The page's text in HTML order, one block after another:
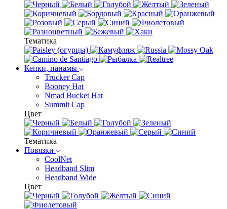
Тематика
Кепки, панамы
Trucker Cap
Booney Hat
Nmad Bucket Hat
Summit Cap
Цвет
Тематика
Повязки
CoolNet
Headband Slim
Headband Wide
Цвет